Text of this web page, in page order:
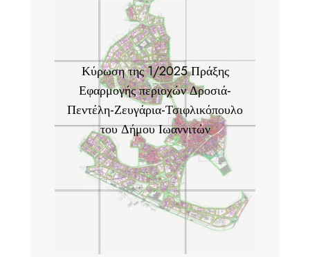
Κύρωση της 1/2025 Πράξης
Εφαρμογής περιοχών Δροσιά-
Πεντέλη-Ζευγάρια-Τσιφλικόπουλο
του Δήμου Ιωαννιτών